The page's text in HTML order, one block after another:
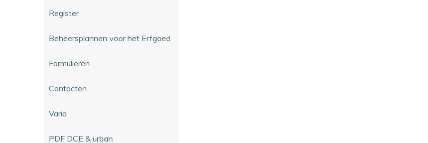
Register
Beheersplannen voor het Erfgoed
Formulieren
Contacten
Varia
PDF DCE & urban